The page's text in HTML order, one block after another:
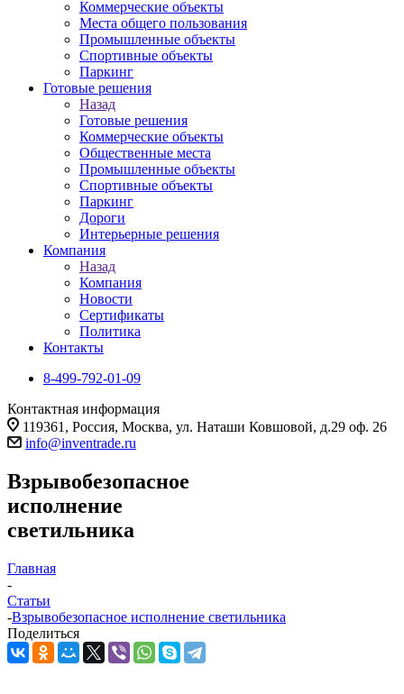
Коммерческие объекты
Места общего пользования
Промышленные объекты
Спортивные объекты
Паркинг
Готовые решения
Назад
Готовые решения
Коммерческие объекты
Общественные места
Промышленные объекты
Спортивные объекты
Паркинг
Дороги
Интерьерные решения
Компания
Назад
Компания
Новости
Сертификаты
Политика
Контакты
8-499-792-01-09
Контактная информация
119361, Россия, Москва, ул. Наташи Ковшовой, д.29 оф. 26
info@inventrade.ru
Взрывобезопасное
исполнение
светильника
Главная
-
Статьи
-Взрывобезопасное исполнение светильника
Поделиться